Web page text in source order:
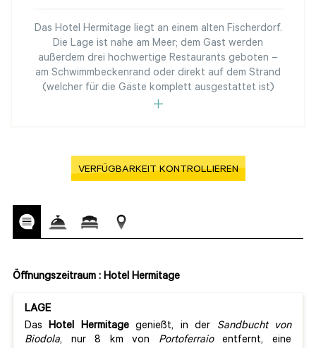
Das Hotel Hermitage liegt an einem alten Fischerdorf.
Die Lage ist nahe am Meer; dem Gast werden
außerdem drei hochwertige Restaurants geboten –
am Schwimmbeckenrand oder direkt auf dem Strand
(welcher für die Gäste komplett ausgestattet ist)
VERFÜGBARKEIT KONTROLLIEREN
Öffnungszeitraum : Hotel Hermitage
LAGE
DasHotel Hermitagegenießt, in der Sandbucht von
Biodola, nur 8 km von Portoferraioentfernt, eine